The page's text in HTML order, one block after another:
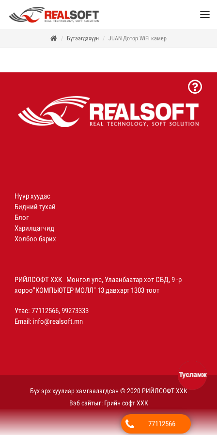
Бүтээгдэхүүн JUAN Дотор WiFi камер
Нүүр хуудас
Бидний тухай
Блог
Харилцагчид
Холбоо барих
РИЙЛСОФТ ХХК Монгол улс, Улаанбаатар хот СБД, 9 -р
хороо"КОМПЬЮТЕР МОЛЛ" 13 давхарт 1303 тоот
Утас: 77112566, 99273333
Email: info@realsoft.mn
Бүх эрх хуулиар хамгаалагдсан © 2020 РИЙЛСОФТ ХХК
Вэб сайтыг: Грийн софт ХХК
Дуудлагын төв 77112566